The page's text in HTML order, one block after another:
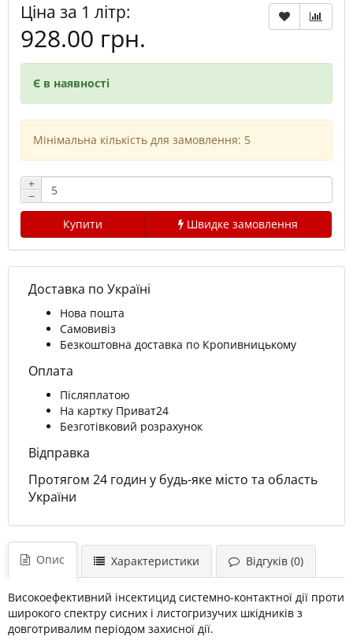
Ціна за 1 літр:
928.00 грн.
Є в наявності
Мінімальна кількість для замовлення: 5
+
−
Купити
Швидке замовлення
Доставка по Україні
Нова пошта
Самовивіз
Безкоштовна доставка по Кропивницькому
Оплата
Післяплатою
На картку Приват24
Безготівковий розрахунок
Відправка
Протягом 24 годин у будь-яке місто та область
України
Опис Характеристики Відгуків (0)
Високоефективний інсектицид системно-контактної дії проти
широкого спектру сисних і листогризучих шкідників з
довготривалим періодом захисної дії.